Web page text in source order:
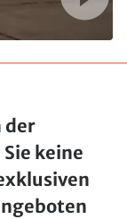
der
keine